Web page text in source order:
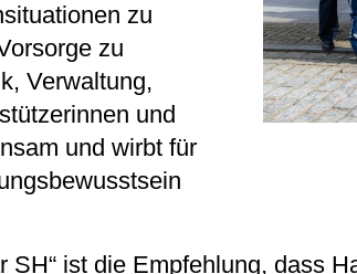
zu
zu
Verwaltung,
und
und wirbt für
SH“ ist die Empfehlung, dass